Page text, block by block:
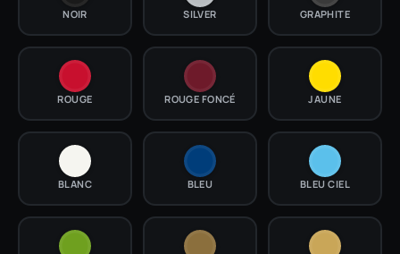
NOIR SILVER GRAPHITE
ROUGE ROUGE FONCÉ JAUNE
BLANC BLEU BLEU CIEL